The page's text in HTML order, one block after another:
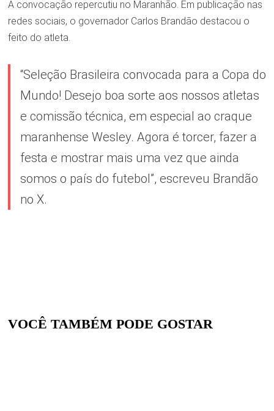
A convocação repercutiu no Maranhão. Em publicação nas
redes sociais, o governador Carlos Brandão destacou o
feito do atleta.
“Seleção Brasileira convocada para a Copa do
Mundo! Desejo boa sorte aos nossos atletas
e comissão técnica, em especial ao craque
maranhense Wesley. Agora é torcer, fazer a
festa e mostrar mais uma vez que ainda
somos o país do futebol”, escreveu Brandão
no X.
VOCÊ TAMBÉM PODE GOSTAR